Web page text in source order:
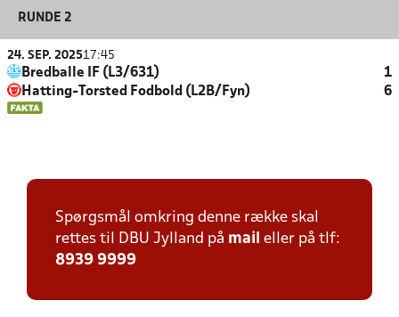
RUNDE 2
24. SEP. 202517:45
Bredballe IF (L3/631)
1
Hatting-Torsted Fodbold (L2B/Fyn)
6
Spørgsmål omkring denne række skal
rettes til DBU Jylland på mail eller på tlf:
8939 9999